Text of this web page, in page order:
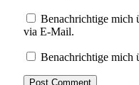
Benachrichtige mich
via E-Mail.
Benachrichtige mich